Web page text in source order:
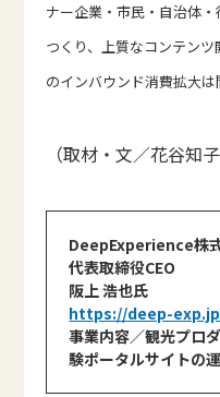
ナー企業・市民・自治体
つくり、上質なコンテン
のインバウンド消費拡大
（取材・文／花谷知子
DeepExperience株
代表取締役CEO
阪上 浩也氏
https://deep-exp.jp
事業内容／観光プロ
験ポータルサイトの